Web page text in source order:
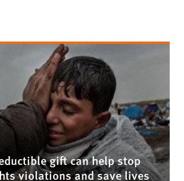
gift can help stop
violations and save lives